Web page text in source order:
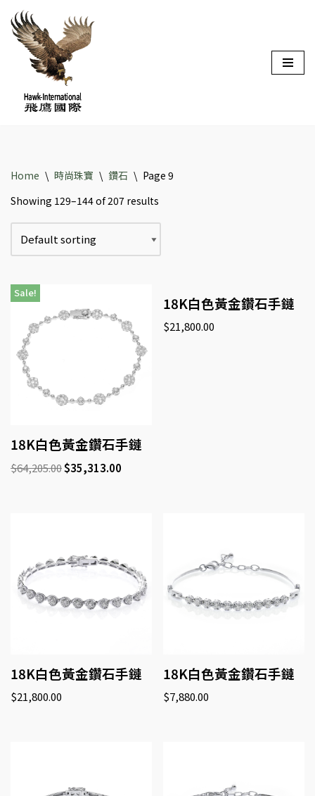
Skip
content
Home \ 時尚珠寶 \ 鑽石 \ Page 9
Showing 129–144 of 207 results
Sale!
18K白色黃金鑽石手鏈
$64,205.00$35,313.00
18K白色黃金鑽石手鏈
$21,800.00
18K白色黃金鑽石手鏈
$21,800.00
18K白色黃金鑽石手鏈
$7,880.00